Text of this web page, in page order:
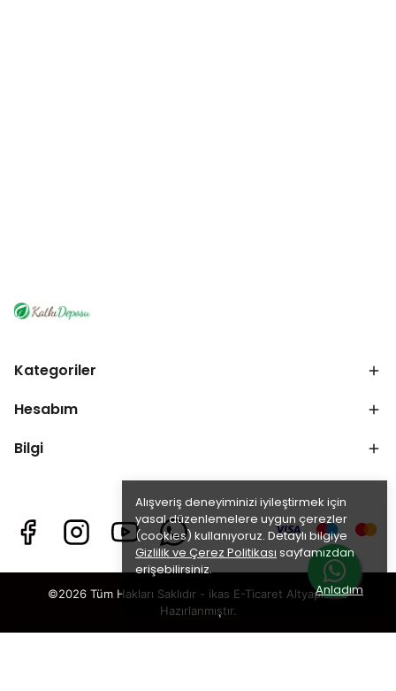
Alışveriş deneyiminizi iyileştirmek için
yasal düzenlemelere uygun çerezler
(cookies) kullanıyoruz. Detaylı bilgiye
Gizlilik ve Çerez Politikası sayfamızdan
erişebilirsiniz.
Anladım
Kategoriler
Hesabım
Bilgi
©2026 Tüm Hakları Saklıdır - ikas E-Ticaret Altyapısı ile
Hazırlanmıştır.